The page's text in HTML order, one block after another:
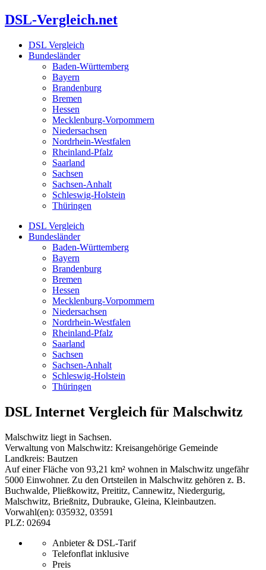
Zum
Inhalt
DSL-Vergleich.net
DSL Vergleich
Bundesländer
Baden-Württemberg
Bayern
Brandenburg
Bremen
Hessen
Mecklenburg-Vorpommern
Niedersachsen
Nordrhein-Westfalen
Rheinland-Pfalz
Saarland
Sachsen
Sachsen-Anhalt
Schleswig-Holstein
Thüringen
DSL Vergleich
Bundesländer
Baden-Württemberg
Bayern
Brandenburg
Bremen
Hessen
Mecklenburg-Vorpommern
Niedersachsen
Nordrhein-Westfalen
Rheinland-Pfalz
Saarland
Sachsen
Sachsen-Anhalt
Schleswig-Holstein
Thüringen
DSL Internet Vergleich für Malschwitz
Malschwitz liegt in Sachsen.
Verwaltung von Malschwitz: Kreisangehörige Gemeinde
Landkreis: Bautzen
Auf einer Fläche von 93,21 km² wohnen in Malschwitz ungefähr
5000 Einwohner. Zu den Ortsteilen in Malschwitz gehören z. B.
Buchwalde, Pließkowitz, Preititz, Cannewitz, Niedergurig,
Malschwitz, Brießnitz, Dubrauke, Gleina, Kleinbautzen.
Vorwahl(en): 035932, 03591
PLZ: 02694
Anbieter & DSL-Tarif
Telefonflat inklusive
Preis